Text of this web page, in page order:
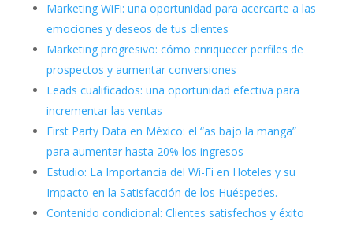
Marketing WiFi: una oportunidad para acercarte a las
emociones y deseos de tus clientes
Marketing progresivo: cómo enriquecer perfiles de
prospectos y aumentar conversiones
Leads cualificados: una oportunidad efectiva para
incrementar las ventas
First Party Data en México: el “as bajo la manga”
para aumentar hasta 20% los ingresos
Estudio: La Importancia del Wi-Fi en Hoteles y su
Impacto en la Satisfacción de los Huéspedes.
Contenido condicional: Clientes satisfechos y éxito